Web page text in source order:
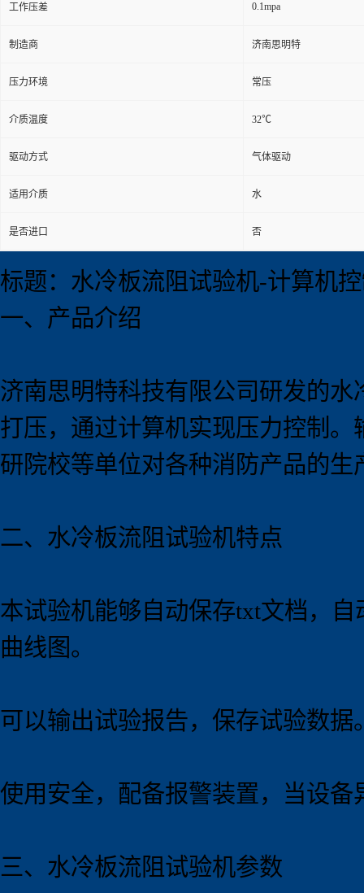
工作压差 0.1mpa
制造商 济南思明特
压力环境 常压
介质温度 32℃
驱动方式 气体驱动
适用介质 水
是否进口 否
标题：水冷板流阻试验机-计算机
一、产品介绍
济南思明特科技有限公司研发的
打压，通过计算机实现压力控制
研院校等单位对各种消防产品的生
二、水冷板流阻试验机特点
本试验机能够自动保存txt文档，
曲线图。
可以输出试验报告，保存试验数
使用安全，配备报警装置，当设
三、水冷板流阻试验机参数